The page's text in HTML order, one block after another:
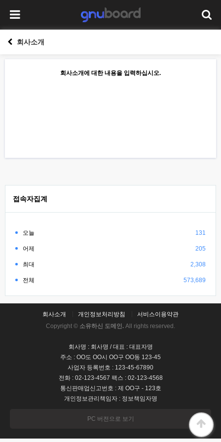
회사소개
회사소개에 대한 내용을 입력하십시오.
접속자집계
오늘 131
어제 205
최대 2,308
전체 573,689
회사소개 개인정보처리방침
서비스이용약관
Copyright © 소유하신 도메인. All rights reserved.
회사명 : 회사명 / 대표 : 대표자명
주소 : OO도 OO시 OO구 OO동 123-45
사업자 등록번호 : 123-45-67890
전화 : 02-123-4567 팩스 : 02-123-4568
통신판매업신고번호 : 제 OO구 - 123호
개인정보관리책임자 : 정보책임자명
PC 버전으로 보기